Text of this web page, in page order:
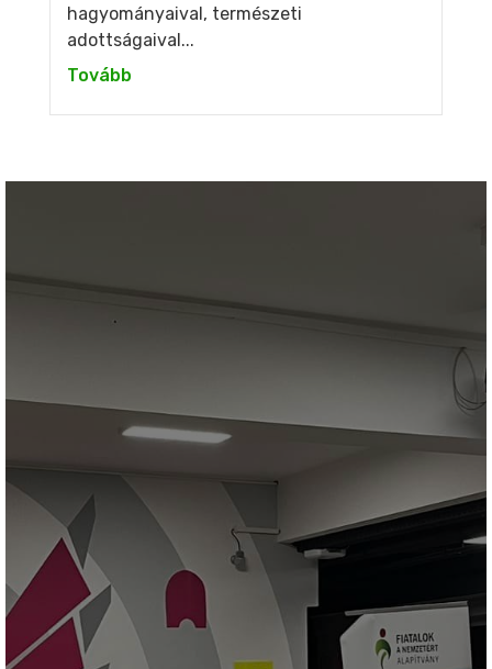
hagyományaival, természeti
adottságaival...
Tovább